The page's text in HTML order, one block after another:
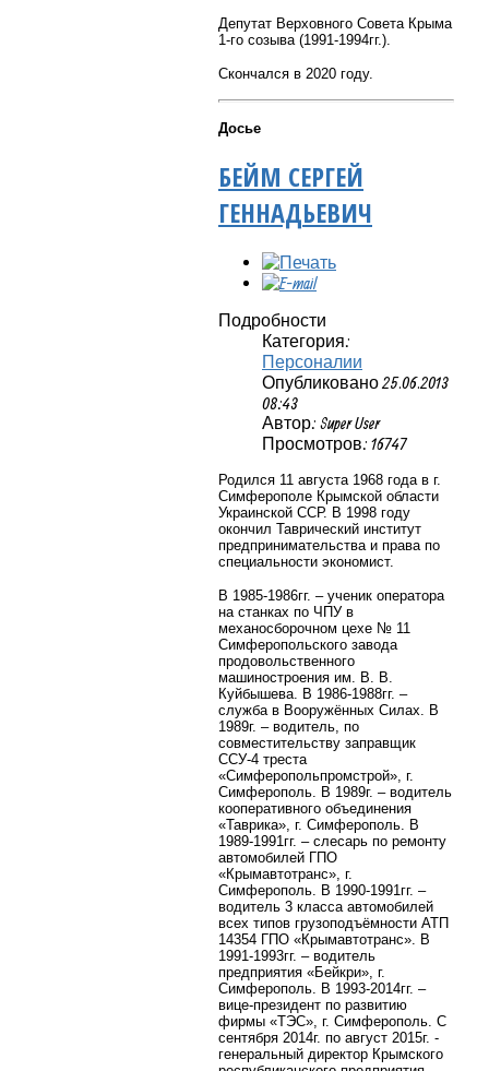
Депутат Верховного Совета Крыма
1-го созыва (1991-1994гг.).
Скончался в 2020 году.
Досье
БЕЙМ СЕРГЕЙ
ГЕННАДЬЕВИЧ
Подробности
Категория:
Персоналии
Опубликовано 25.06.2013
08:43
Автор: Super User
Просмотров: 16747
Родился 11 августа 1968 года в г.
Симферополе Крымской области
Украинской ССР. В 1998 году
окончил Таврический институт
предпринимательства и права по
специальности экономист.
В 1985-1986гг. – ученик оператора
на станках по ЧПУ в
механосборочном цехе № 11
Симферопольского завода
продовольственного
машиностроения им. В. В.
Куйбышева. В 1986-1988гг. –
служба в Вооружённых Силах. В
1989г. – водитель, по
совместительству заправщик
ССУ-4 треста
«Симферопольпромстрой», г.
Симферополь. В 1989г. – водитель
кооперативного объединения
«Таврика», г. Симферополь. В
1989-1991гг. – слесарь по ремонту
автомобилей ГПО
«Крымавтотранс», г.
Симферополь. В 1990-1991гг. –
водитель 3 класса автомобилей
всех типов грузоподъёмности АТП
14354 ГПО «Крымавтотранс». В
1991-1993гг. – водитель
предприятия «Бейкри», г.
Симферополь. В 1993-2014гг. –
вице-президент по развитию
фирмы «ТЭС», г. Симферополь. С
сентября 2014г. по август 2015г. -
генеральный директор Крымского